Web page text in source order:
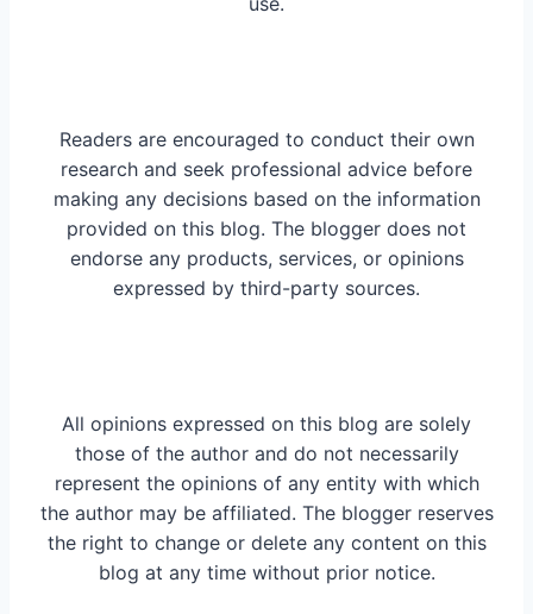
Readers are encouraged to conduct their own
research and seek professional advice before
making any decisions based on the information
provided on this blog. The blogger does not
endorse any products, services, or opinions
expressed by third-party sources.
All opinions expressed on this blog are solely
those of the author and do not necessarily
represent the opinions of any entity with which
the author may be affiliated. The blogger reserves
the right to change or delete any content on this
blog at any time without prior notice.